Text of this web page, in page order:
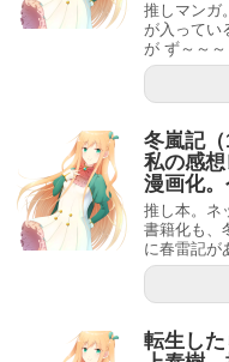
推しマンガ
が入ってい
が ず～～
冬嵐記
私の感
漫画化。
推し本。ネ
書籍化も、
に春雷記が
転生し